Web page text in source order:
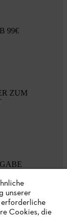
99€
ZUM
unserer
Cookies, die